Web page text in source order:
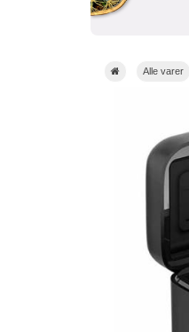
Alle varer